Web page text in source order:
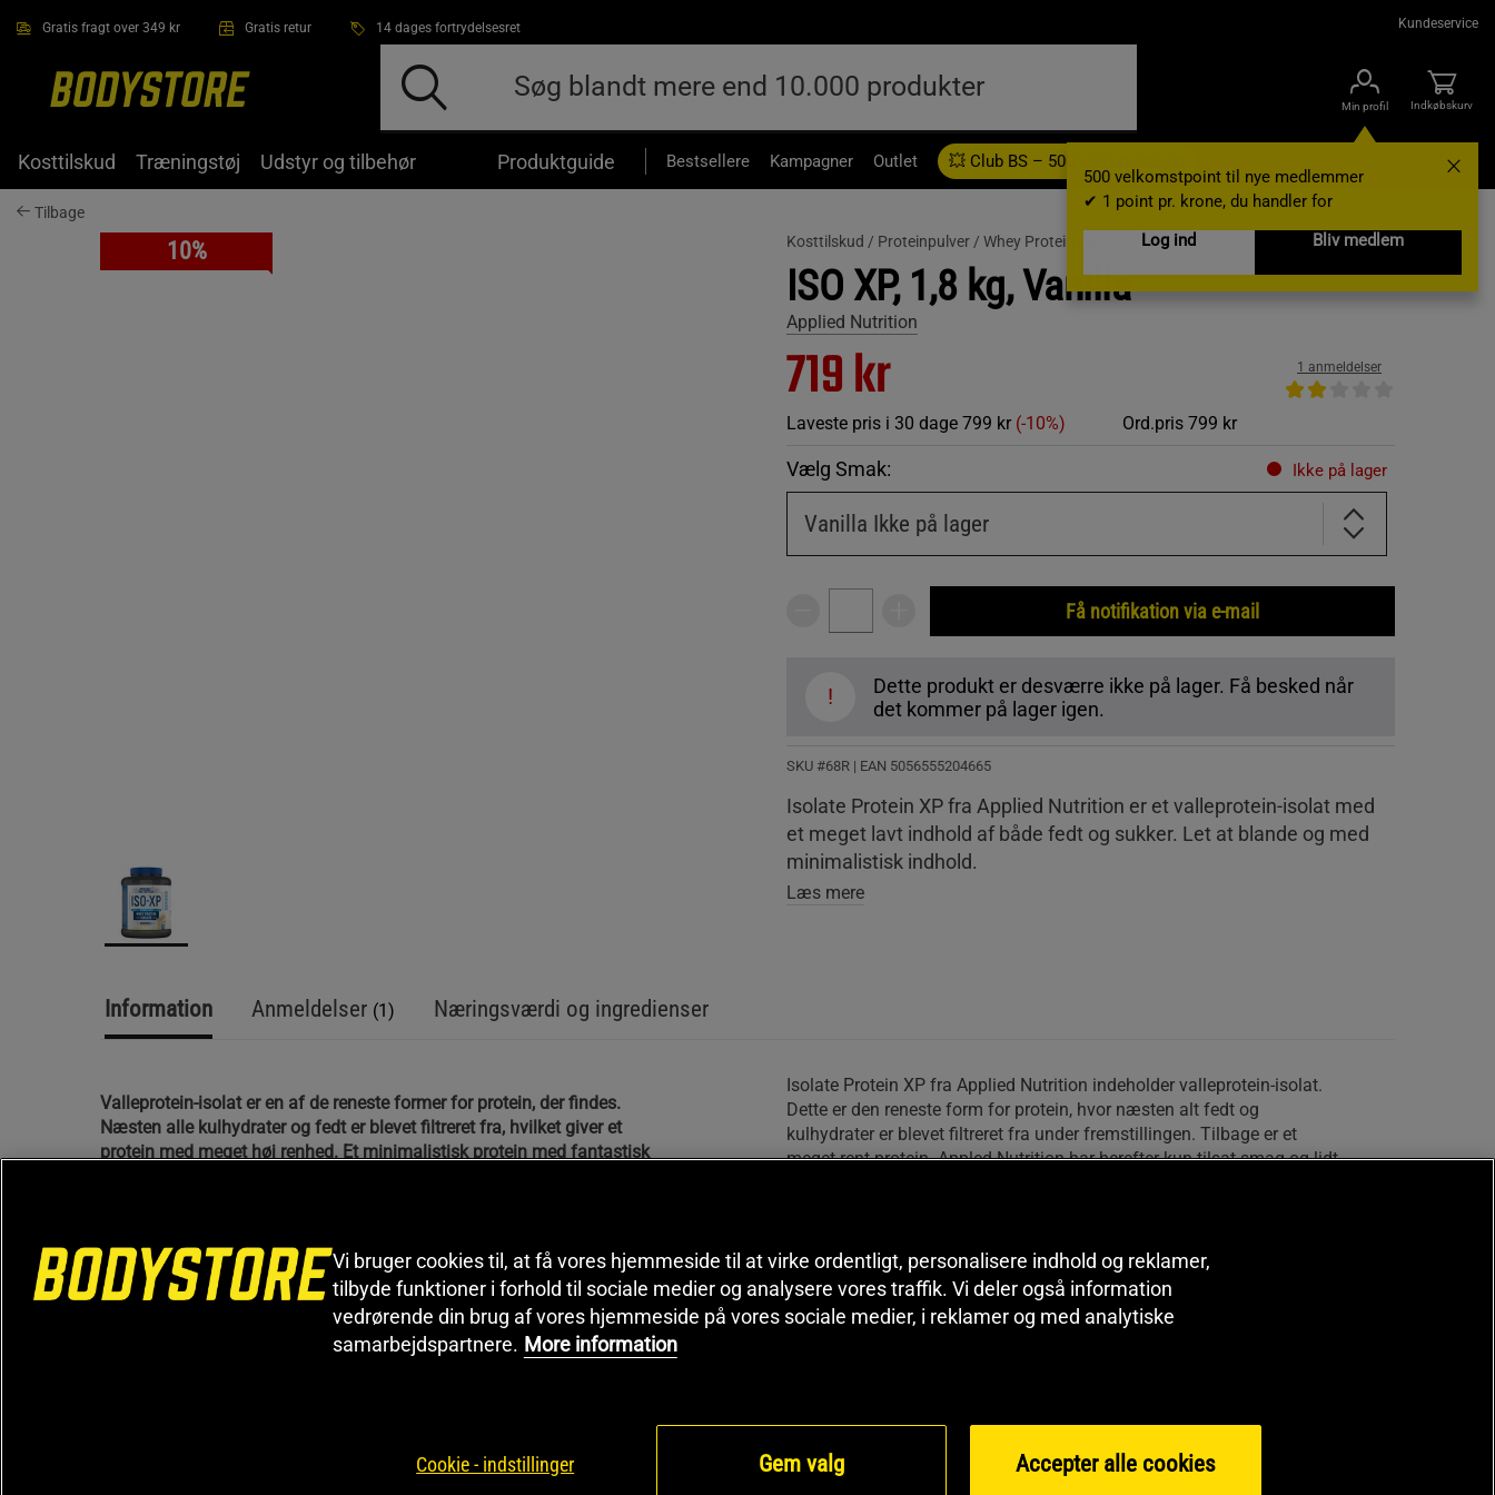
Gratis fragt over 349 kr Gratis retur 14 dages fortrydelsesret Kundeservice
Min profil
500 velkomstpoint til nye medlemmer
✔ 1 point pr. krone, du handler for
Log ind
Bliv medlem
Indkøbskurv
Kosttilskud Træningstøj Udstyr og tilbehør Produktguide Bestsellere Kampagner Outlet 💥 Club BS – 500 velkomstpoint Gavekort
Tilbage
10% Kosttilskud / Proteinpulver / Whey Proteinpulver
ISO XP, 1,8 kg, Vanilla
Applied Nutrition
719 kr
Laveste pris i 30 dage 799 kr (-10%) Ord.pris 799 kr
1 anmeldelser
Vælg Smak: Ikke på lager
Vanilla Ikke på lager
Få notifikation via e-mail
!
Dette produkt er desværre ikke på lager. Få besked når
det kommer på lager igen.
SKU #68R | EAN 5056555204665
Isolate Protein XP fra Applied Nutrition er et valleprotein-isolat med
et meget lavt indhold af både fedt og sukker. Let at blande og med
minimalistisk indhold.
Læs mere
Information Anmeldelser (1) Næringsværdi og ingredienser
Valleprotein-isolat er en af ​​de reneste former for protein, der findes.
Næsten alle kulhydrater og fedt er blevet filtreret fra, hvilket giver et
protein med meget høj renhed. Et minimalistisk protein med fantastisk
Højt proteinindhold
Meget lavt indhold af kulhydrater og fedt
holder mange styr på deres proteinindtag og supplerer med et
Isolate Protein XP fra Applied Nutrition indeholder valleprotein-isolat.
Dette er den reneste form for protein, hvor næsten alt fedt og
kulhydrater er blevet filtreret fra under fremstillingen. Tilbage er et
meget rent protein. Appled Nutrition har herefter kun tilsat smag og lidt
indtage i løbet af dagen, når du ønsker mere protein. Glem heller ikke
at tage en portion lige efter træningen. Dette protein fås i flere lækre
smagsvarianter.
Vi bruger cookies til, at få vores hjemmeside til at virke ordentligt, personalisere indhold og reklamer,
tilbyde funktioner i forhold til sociale medier og analysere vores traffik. Vi deler også information
vedrørende din brug af vores hjemmeside på vores sociale medier, i reklamer og med analytiske
samarbejdspartnere. More information
Cookie - indstillinger Gem valg Accepter alle cookies